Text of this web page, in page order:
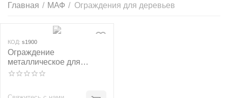
Главная / МАФ / Ограждения для деревьев
КОД: s1900
Ограждение
металлическое для
деревьев Лабиринт